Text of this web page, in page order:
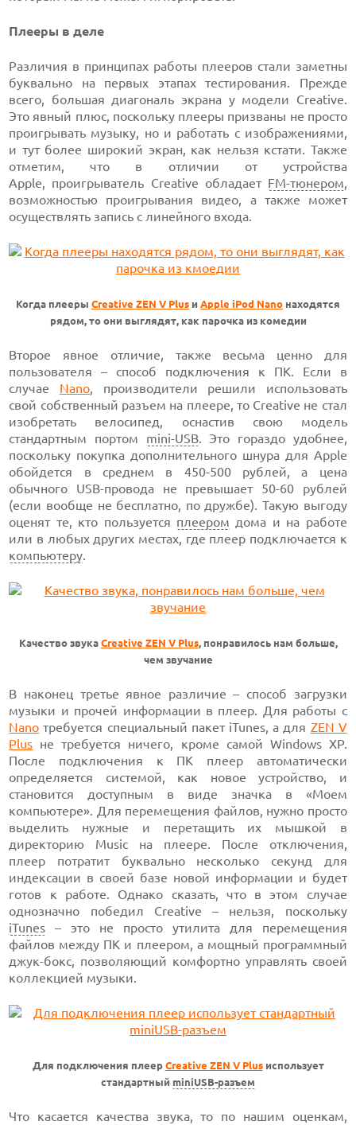
Плееры в деле
Различия в принципах работы плееров стали заметны
буквально на первых этапах тестирования. Прежде
всего, большая диагональ экрана у модели Creative.
Это явный плюс, поскольку плееры призваны не просто
проигрывать музыку, но и работать с изображениями,
и тут более широкий экран, как нельзя кстати. Также
отметим, что в отличии от устройства
Apple, проигрыватель Creative обладает FM-тюнером,
возможностью проигрывания видео, а также может
осуществлять запись с линейного входа.
Когда плееры Creative ZEN V Plus и Apple iPod Nano находятся
рядом, то они выглядят, как парочка из комедии
Второе явное отличие, также весьма ценно для
пользователя – способ подключения к ПК. Если в
случае Nano, производители решили использовать
свой собственный разъем на плеере, то Creative не стал
изобретать велосипед, оснастив свою модель
стандартным портом mini-USB. Это гораздо удобнее,
поскольку покупка дополнительного шнура для Apple
обойдется в среднем в 450-500 рублей, а цена
обычного USB-провода не превышает 50-60 рублей
(если вообще не бесплатно, по дружбе). Такую выгоду
оценят те, кто пользуется плеером дома и на работе
или в любых других местах, где плеер подключается к
компьютеру.
Качество звука Creative ZEN V Plus, понравилось нам больше,
чем звучание
B наконец третье явное различие – способ загрузки
музыки и прочей информации в плеер. Для работы с
Nano требуется специальный пакет iTunes, а для ZEN V
Plus не требуется ничего, кроме самой Windows XP.
После подключения к ПК плеер автоматически
определяется системой, как новое устройство, и
становится доступным в виде значка в «Моем
компьютере». Для перемещения файлов, нужно просто
выделить нужные и перетащить их мышкой в
директорию Music на плеере. После отключения,
плеер потратит буквально несколько секунд для
индексации в своей базе новой информации и будет
готов к работе. Однако сказать, что в этом случае
однозначно победил Creative – нельзя, поскольку
iTunes – это не просто утилита для перемещения
файлов между ПК и плеером, а мощный программный
джук-бокс, позволяющий комфортно управлять своей
коллекцией музыки.
Для подключения плеер Creative ZEN V Plusиспользует
стандартный miniUSB-разъем
Что касается качества звука, то по нашим оценкам,